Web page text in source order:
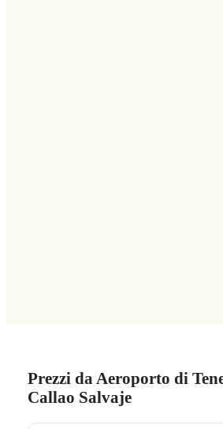
Prezzi da Aeroporto di
Callao Salvaje